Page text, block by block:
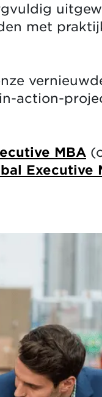
met
action-
MBA
Executive